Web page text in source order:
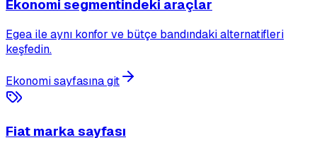
Ekonomi segmentindeki araçlar
Egea ile aynı konfor ve bütçe bandındaki alternatifleri
keşfedin.
Ekonomi sayfasına git
Fiat marka sayfası